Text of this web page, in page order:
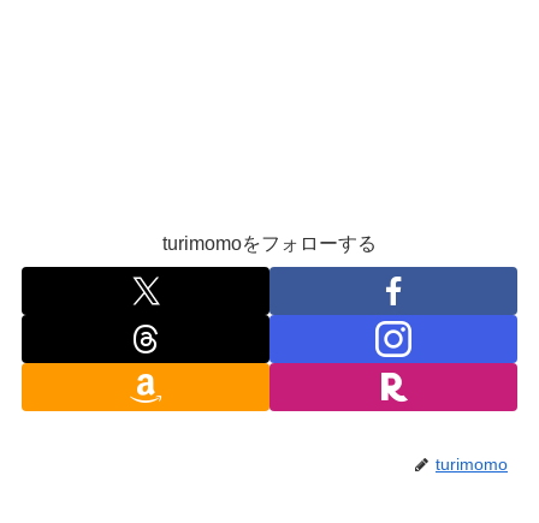
turimomoをフォローする
turimomo